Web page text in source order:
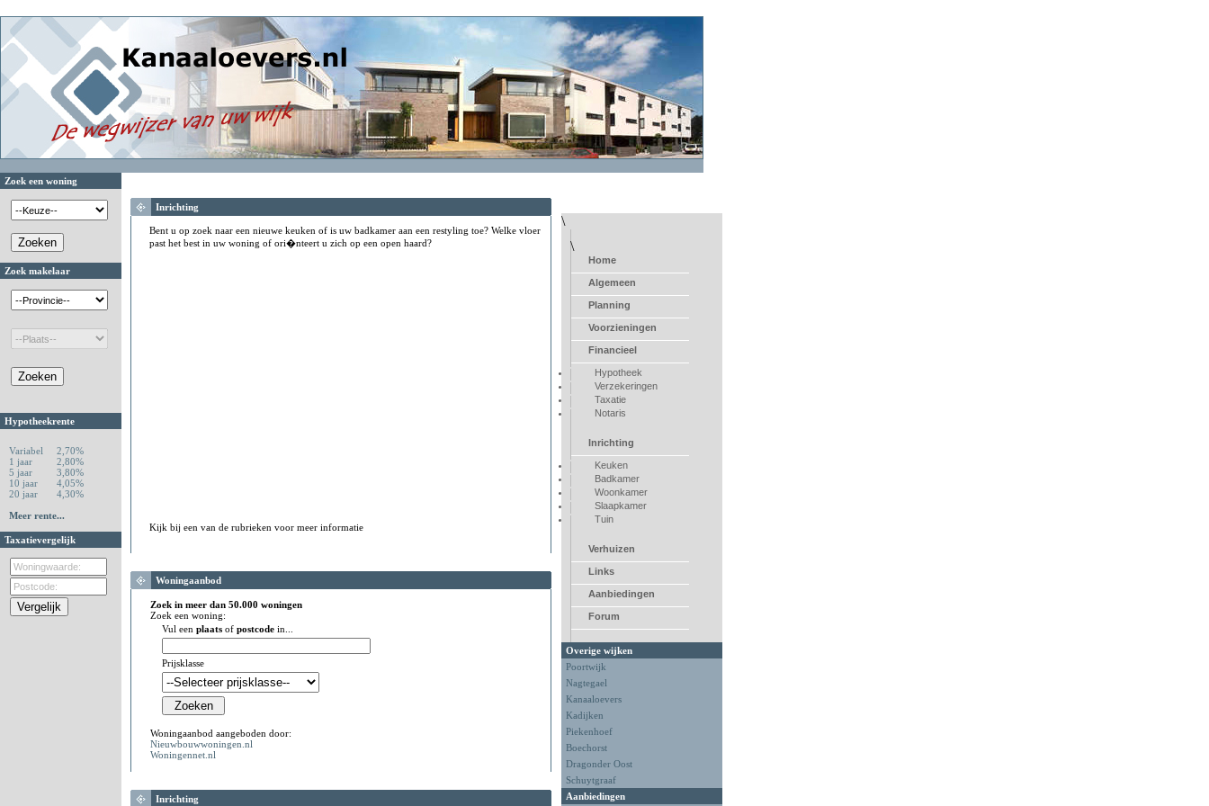
Zoek een woning
Zoek makelaar
Hypotheekrente
Variabel
2,70%
1 jaar
2,80%
5 jaar
3,80%
10 jaar
4,05%
20 jaar
4,30%
Meer rente...
Taxatievergelijk
Inrichting
Bent u op zoek naar een nieuwe keuken of is uw badkamer aan een restyling toe? Welke vloer
past het best in uw woning of ori�nteert u zich op een open haard?
Kijk bij een van de rubrieken voor meer informatie
Woningaanbod
Zoek in meer dan 50.000 woningen
Zoek een woning:
Vul een plaats of postcode in...
Prijsklasse
Woningaanbod aangeboden door:
Nieuwbouwwoningen.nl
Woningennet.nl
Inrichting
\
\
Home
Algemeen
Planning
Voorzieningen
Financieel
Hypotheek
Verzekeringen
Taxatie
Notaris
Inrichting
Keuken
Badkamer
Woonkamer
Slaapkamer
Tuin
Verhuizen
Links
Aanbiedingen
Forum
Overige wijken
Poortwijk
Nagtegael
Kanaaloevers
Kadijken
Piekenhoef
Boechorst
Dragonder Oost
Schuytgraaf
Aanbiedingen